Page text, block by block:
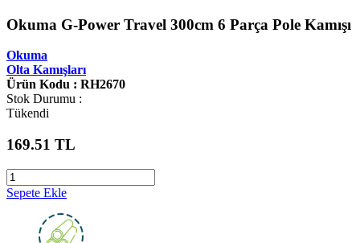
Okuma G-Power Travel 300cm 6 Parça Pole Kamışı
Okuma
Olta Kamışları
Ürün Kodu : RH2670
Stok Durumu :
Tükendi
169.51 TL
Sepete Ekle